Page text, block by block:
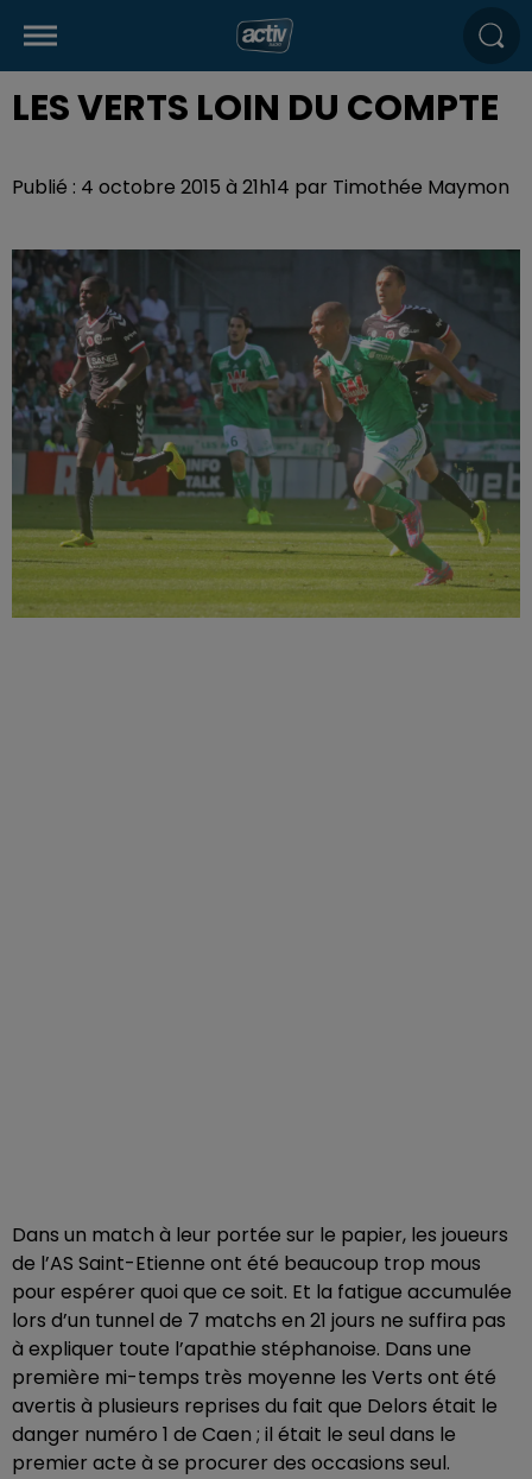
LES VERTS LOIN DU COMPTE
Publié : 4 octobre 2015 à 21h14 par Timothée Maymon
Dans un match à leur portée sur le papier, les joueurs
de l’AS Saint-Etienne ont été beaucoup trop mous
pour espérer quoi que ce soit. Et la fatigue accumulée
lors d’un tunnel de 7 matchs en 21 jours ne suffira pas
à expliquer toute l’apathie stéphanoise. Dans une
première mi-temps très moyenne les Verts ont été
avertis à plusieurs reprises du fait que Delors était le
danger numéro 1 de Caen ; il était le seul dans le
premier acte à se procurer des occasions seul.